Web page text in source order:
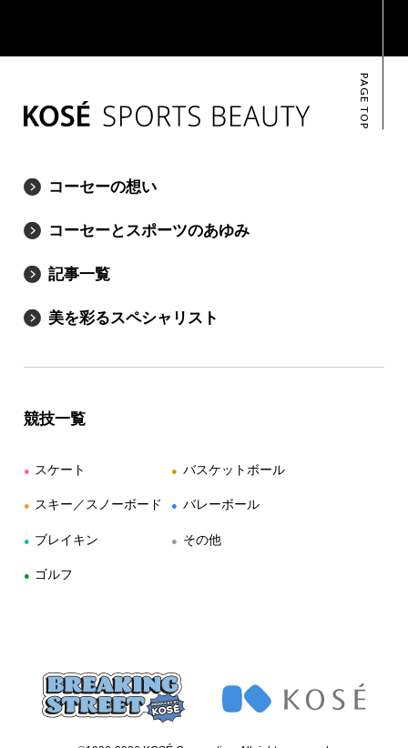
PAGE TOP
コーセーの想い
コーセーとスポーツのあゆみ
記事一覧
美を彩るスペシャリスト
競技一覧
● スケート
● スキー／スノーボード
● ブレイキン
● ゴルフ
● バスケットボール
● バレーボール
● その他